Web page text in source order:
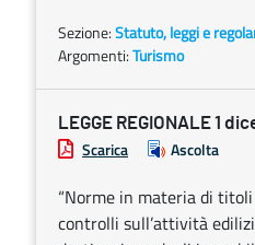
Sezione:Statuto, leggi e
Argomenti:Turismo
LEGGE REGIONALE 1
Scarica Ascolta
“Norme in materia di
controlli sull’attività